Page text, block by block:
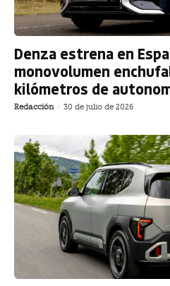
Denza estrena en
monovolumen
kilómetros de
Redacción - 30 de julio de 2026